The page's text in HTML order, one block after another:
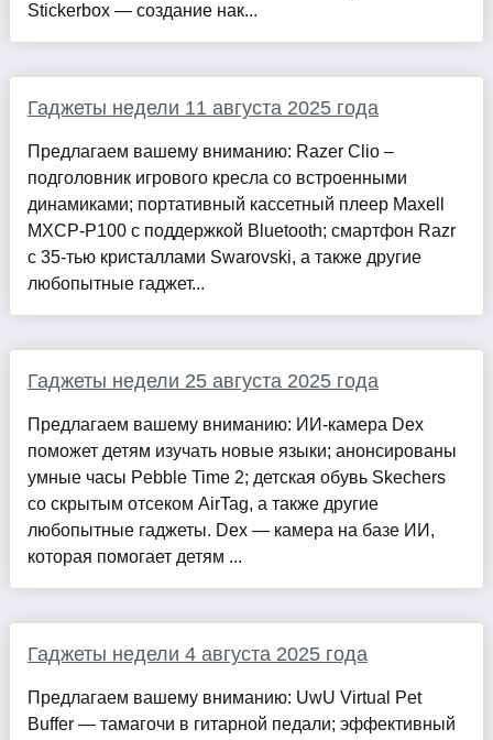
Stickerbox — создание нак...
Гаджеты недели 11 августа 2025 года
Предлагаем вашему вниманию: Razer Clio –
подголовник игрового кресла со встроенными
динамиками; портативный кассетный плеер Maxell
MXCP-P100 с поддержкой Bluetooth; смартфон Razr
с 35-тью кристаллами Swarovski, а также другие
любопытные гаджет...
Гаджеты недели 25 августа 2025 года
Предлагаем вашему вниманию: ИИ-камера Dex
поможет детям изучать новые языки; анонсированы
умные часы Pebble Time 2; детская обувь Skechers
со скрытым отсеком AirTag, а также другие
любопытные гаджеты. Dex — камера на базе ИИ,
которая помогает детям ...
Гаджеты недели 4 августа 2025 года
Предлагаем вашему вниманию: UwU Virtual Pet
Buffer — тамагочи в гитарной педали; эффективный